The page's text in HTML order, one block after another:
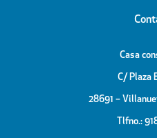
Casa
C/ Plaza
28691 –
Tlfno.: